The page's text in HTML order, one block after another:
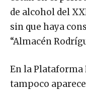
de alcohol del
sin que haya
“Almacén
En la Plataforma
tampoco